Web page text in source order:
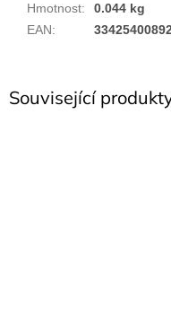
Související
Hmotnost:
0.044 kg
EAN: